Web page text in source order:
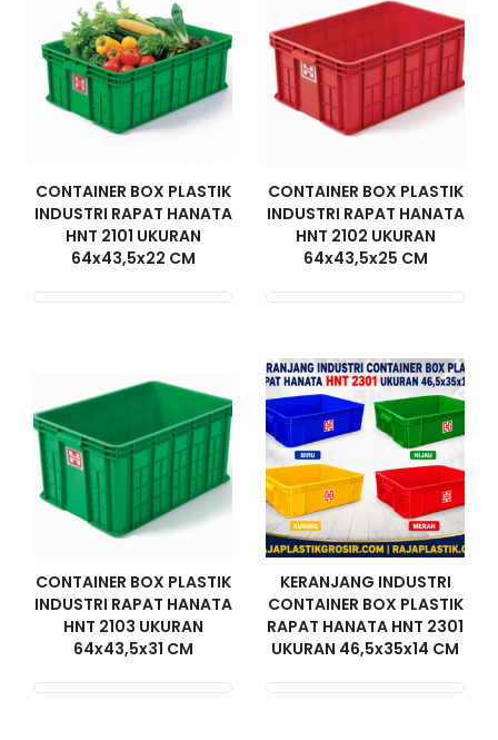
CONTAINER BOX PLASTIK
INDUSTRI RAPAT HANATA
HNT 2101 UKURAN
64x43,5x22 CM
CONTAINER BOX PLASTIK
INDUSTRI RAPAT HANATA
HNT 2102 UKURAN
64x43,5x25 CM
CONTAINER BOX PLASTIK
INDUSTRI RAPAT HANATA
HNT 2103 UKURAN
64x43,5x31 CM
KERANJANG INDUSTRI
CONTAINER BOX PLASTIK
RAPAT HANATA HNT 2301
UKURAN 46,5x35x14 CM